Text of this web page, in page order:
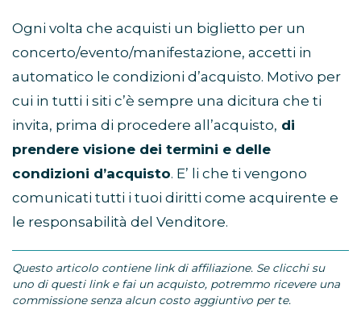
Ogni volta che acquisti un biglietto per un
concerto/evento/manifestazione, accetti in
automatico le condizioni d’acquisto. Motivo per
cui in tutti i siti c’è sempre una dicitura che ti
invita, prima di procedere all’acquisto, di
prendere visione dei termini e delle
condizioni d’acquisto. E’ li che ti vengono
comunicati tutti i tuoi diritti come acquirente e
le responsabilità del Venditore.
Questo articolo contiene link di affiliazione. Se clicchi su
uno di questi link e fai un acquisto, potremmo ricevere una
commissione senza alcun costo aggiuntivo per te.